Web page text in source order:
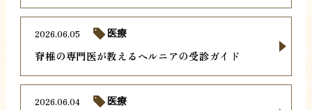
脊椎の専門医が教えるヘルニアの受診ガイド
2026.06.05 医療
2026.06.04 医療